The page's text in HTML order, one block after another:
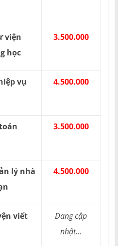
viện
học
3.500.000
vụ
4.500.000
3.500.000
lý nhà
4.500.000
viết
Đang cập
nhật...